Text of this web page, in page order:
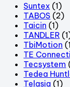
Suntex (1)
TABOS (2)
Taicin (1)
TANDLER
TbiMotion
TE
Tecsystem
Tedea
Telasia (1)